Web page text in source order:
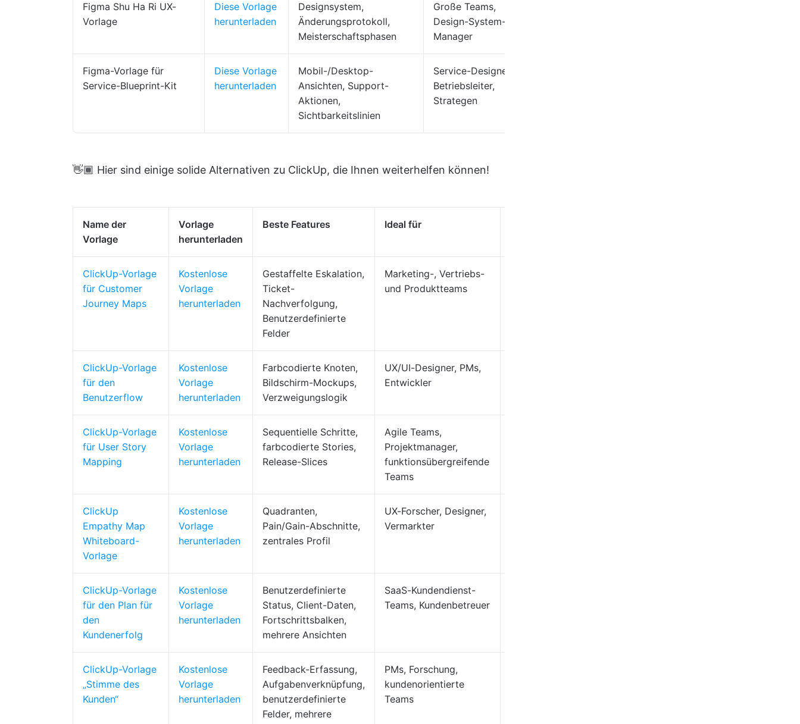
Figma Shu Ha Ri UX-
Vorlage
Diese Vorlage
herunterladen
Designsystem,
Änderungsprotokoll,
Meisterschaftsphasen
Große Teams,
Design-System-
Manager
Figma-Vorlage für
Service-Blueprint-Kit
Diese Vorlage
herunterladen
Mobil-/Desktop-
Ansichten, Support-
Aktionen,
Sichtbarkeitslinien
Service-Designer,
Betriebsleiter,
Strategen
👋🏾 Hier sind einige solide Alternativen zu ClickUp, die Ihnen weiterhelfen können!
Name der
Vorlage
Vorlage
herunterladen
Beste Features Ideal für
ClickUp-Vorlage
für Customer
Journey Maps
Kostenlose
Vorlage
herunterladen
Gestaffelte Eskalation,
Ticket-
Nachverfolgung,
Benutzerdefinierte
Felder
Marketing-, Vertriebs-
und Produktteams
ClickUp-Vorlage
für den
Benutzerflow
Kostenlose
Vorlage
herunterladen
Farbcodierte Knoten,
Bildschirm-Mockups,
Verzweigungslogik
UX/UI-Designer, PMs,
Entwickler
ClickUp-Vorlage
für User Story
Mapping
Kostenlose
Vorlage
herunterladen
Sequentielle Schritte,
farbcodierte Stories,
Release-Slices
Agile Teams,
Projektmanager,
funktionsübergreifende
Teams
ClickUp
Empathy Map
Whiteboard-
Vorlage
Kostenlose
Vorlage
herunterladen
Quadranten,
Pain/Gain-Abschnitte,
zentrales Profil
UX-Forscher, Designer,
Vermarkter
ClickUp-Vorlage
für den Plan für
den
Kundenerfolg
Kostenlose
Vorlage
herunterladen
Benutzerdefinierte
Status, Client-Daten,
Fortschrittsbalken,
mehrere Ansichten
SaaS-Kundendienst-
Teams, Kundenbetreuer
ClickUp-Vorlage
„Stimme des
Kunden“
Kostenlose
Vorlage
herunterladen
Feedback-Erfassung,
Aufgabenverknüpfung,
benutzerdefinierte
Felder, mehrere
PMs, Forschung,
kundenorientierte
Teams